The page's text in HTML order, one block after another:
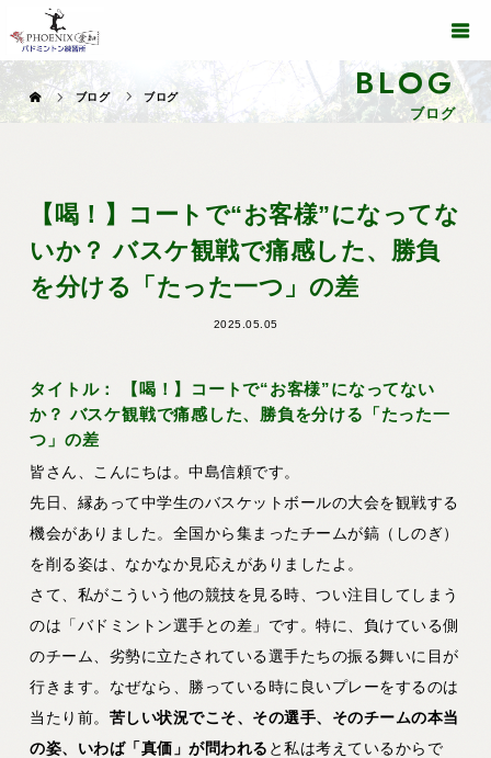
BLOG
ブログ
ブログ ブログ
【喝！】コートで“お客様”になってな
いか？ バスケ観戦で痛感した、勝負
を分ける「たった一つ」の差
2025.05.05
タイトル： 【喝！】コートで“お客様”になってない
か？ バスケ観戦で痛感した、勝負を分ける「たった一
つ」の差
皆さん、こんにちは。中島信頼です。
先日、縁あって中学生のバスケットボールの大会を観戦する
機会がありました。全国から集まったチームが鎬（しのぎ）
を削る姿は、なかなか見応えがありましたよ。
さて、私がこういう他の競技を見る時、つい注目してしまう
のは「バドミントン選手との差」です。特に、負けている側
のチーム、劣勢に立たされている選手たちの振る舞いに目が
行きます。なぜなら、勝っている時に良いプレーをするのは
当たり前。 苦しい状況でこそ、その選手、そのチームの本当
の姿、いわば「真価」が問われる と私は考えているからで